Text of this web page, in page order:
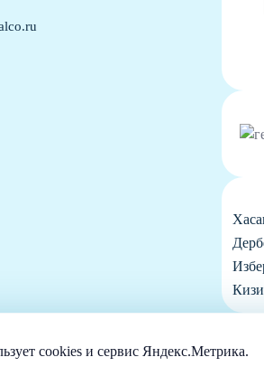
Если Вы не согласны с подобными условиями,
cookies и сервис Яндекс.Метрика.